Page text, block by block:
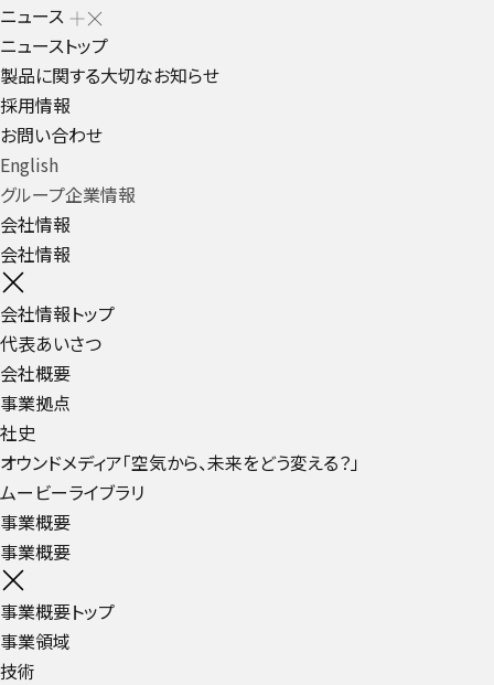
ニュース
ニューストップ
製品に関する大切なお知らせ
採用情報
お問い合わせ
English
グループ企業情報
会社情報
会社情報
会社情報トップ
代表あいさつ
会社概要
事業拠点
社史
オウンドメディア「空気から、未来をどう変える？」
ムービーライブラリ
事業概要
事業概要
事業概要トップ
事業領域
技術